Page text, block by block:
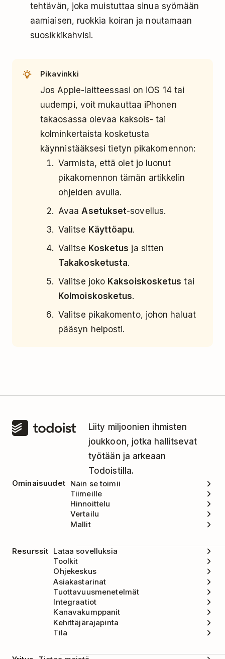
tehtävän, joka muistuttaa sinua syömään
aamiaisen, ruokkia koiran ja noutamaan
suosikkikahvisi.
Pikavinkki
Jos Apple-laitteessasi on iOS 14 tai
uudempi, voit mukauttaa iPhonen
takaosassa olevaa kaksois- tai
kolminkertaista kosketusta
käynnistääksesi tietyn pikakomennon:
Varmista, että olet jo luonut
pikakomennon tämän artikkelin
ohjeiden avulla.
AvaaAsetukset-sovellus.
Valitse Käyttöapu.
Valitse Kosketus ja sitten
Takakosketusta.
Valitse joko Kaksoiskosketus tai
Kolmoiskosketus.
Valitse pikakomento, johon haluat
pääsyn helposti.
Liity miljoonien ihmisten
joukkoon, jotka hallitsevat
työtään ja arkeaan
Todoistilla.
Ominaisuudet Näin se toimii
Tiimeille
Hinnoittelu
Vertailu
Mallit
Resurssit Lataa sovelluksia
Toolkit
Ohjekeskus
Asiakastarinat
Tuottavuusmenetelmät
Integraatiot
Kanavakumppanit
Kehittäjärajapinta
Tila